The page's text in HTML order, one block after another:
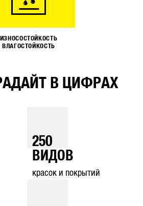
ИЗНОСОСТОЙКОСТЬ
ВЛАГОСТОЙКОСТЬ
В ЦИФРАХ
250
ВИДОВ
красок и покрытий